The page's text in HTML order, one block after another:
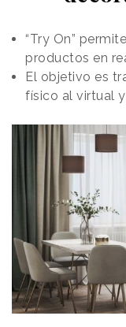
“Try On”
productos en
El objetivo es
físico al virtual